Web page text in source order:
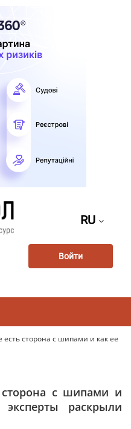
RU
Войти
есть сторона с шипами и как ее
с шипами и
раскрыли